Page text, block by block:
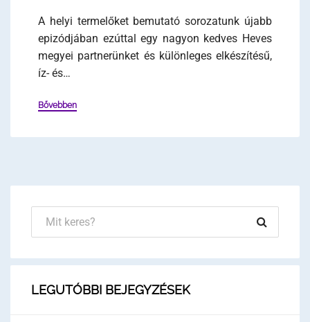
A helyi termelőket bemutató sorozatunk újabb
epizódjában ezúttal egy nagyon kedves Heves
megyei partnerünket és különleges elkészítésű,
íz- és…
Bővebben
LEGUTÓBBI BEJEGYZÉSEK